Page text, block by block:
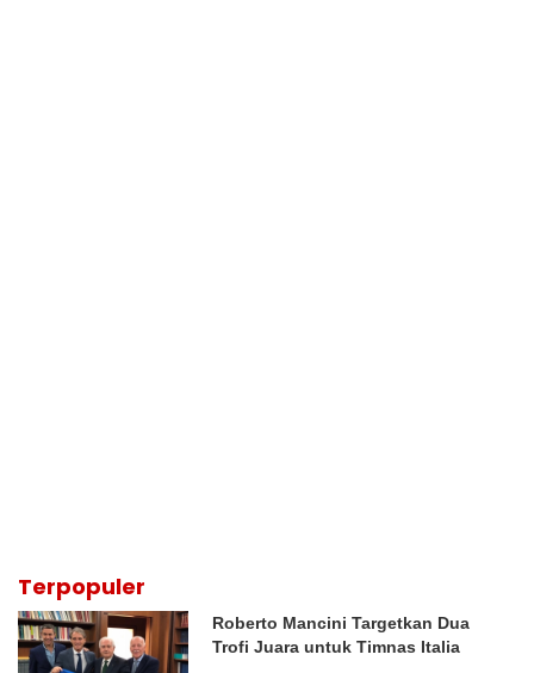
Terpopuler
Roberto Mancini Targetkan Dua
Trofi Juara untuk Timnas Italia